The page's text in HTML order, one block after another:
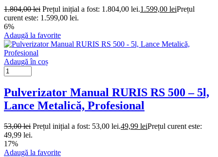
1.804,00lei Prețul inițial a fost: 1.804,00 lei.1.599,00 leiPrețul
curent este: 1.599,00 lei.
6%
Adaugă la favorite
Adaugă în coș
Pulverizator Manual RURIS RS 500 – 5l,
Lance Metalică, Profesional
53,00lei Prețul inițial a fost: 53,00 lei.49,99 leiPrețul curent este:
49,99 lei.
17%
Adaugă la favorite